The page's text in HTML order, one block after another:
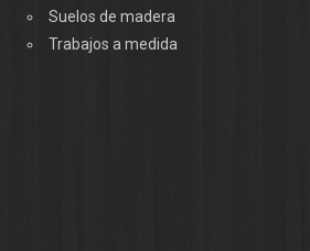
Suelos de madera
Trabajos a medida